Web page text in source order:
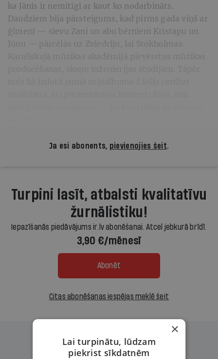
ka Jānis ir nemitīgi ar kaut ko nodarbināts.
Daudziem bija pārsteigums, kad pirms gada viņš ar
ģimeni — sievu Zani un abu bērniem Kristapu un
Jūnu — pārcēlās uz Zviedriju, lai Stokholmas
Karaliskajā mūzikas akadēmijā pievērstos mūzikas
Ja esi abonents, pievienojies šeit.
Turpini lasīt, atbalsti kvalitatīvu
žurnālistiku!
Iepazīšanās piedāvājums ir.lv abonēšanai. Atcel jebkurā brīdī.
3,90 €/mēnesī
Abonēt
Citas abonēšanas iespējas meklē šeit
×
Lai turpinātu, lūdzam
piekrist sīkdatnēm